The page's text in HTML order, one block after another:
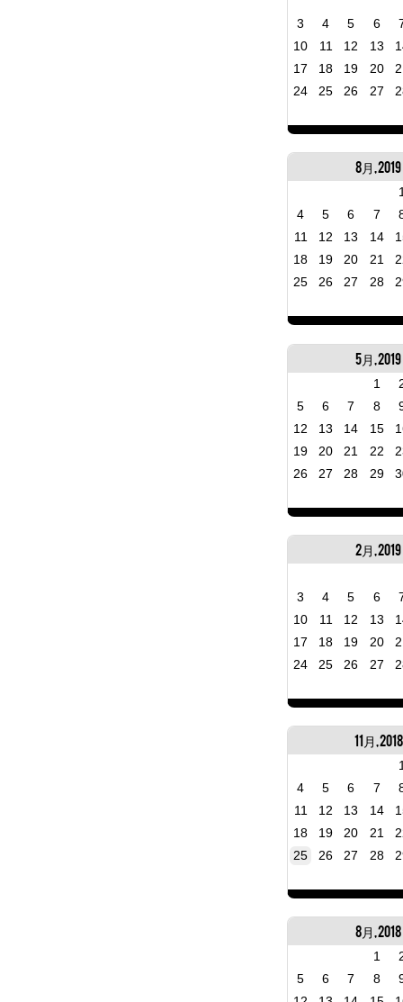
3 4 5 6
10
11 12 13
17
18 19 20
24
25 26 27
8月, 2019
4
5 6 7
11
12 13 14
18
19 20 21
25
26 27 28
5月, 2019
1
5
6 7 8
12
13 14 15
19
20 21 22
26
27 28 29
2月, 2019
3 4 5 6
10
11 12 13
17
18 19 20
24
25 26 27
11月, 2018
4
5 6 7
11
12 13 14
18
19 20 21
25
26 27 28
8月, 2018
1
5
6 7 8